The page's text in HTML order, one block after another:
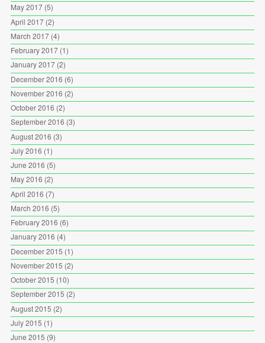
May 2017(5)
April 2017(2)
March 2017(4)
February 2017(1)
January 2017(2)
December 2016 (6)
November 2016 (2)
October 2016 (2)
September 2016 (3)
August 2016 (3)
July 2016 (1)
June 2016 (5)
May 2016 (2)
April 2016 (7)
March 2016 (5)
February 2016 (6)
January 2016 (4)
December 2015 (1)
November 2015 (2)
October 2015 (10)
September 2015 (2)
August 2015 (2)
July 2015 (1)
June 2015 (9)